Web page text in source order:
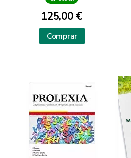
125,00 €
Comprar